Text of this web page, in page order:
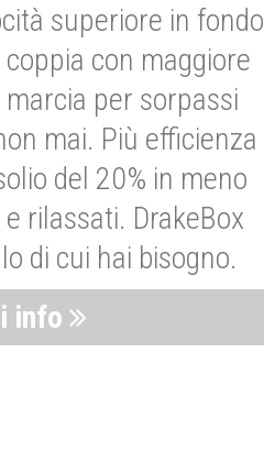
superiore in fondo
con maggiore
per sorpassi
mai. Più efficienza
del 20% in meno
rilassati. DrakeBox
di cui hai bisogno.
info